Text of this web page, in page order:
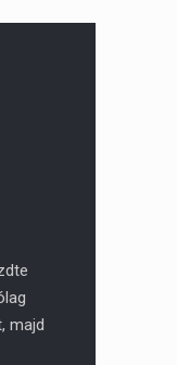
majd